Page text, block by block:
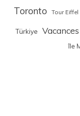
Toronto Tour Eiffel
Türkiye Vacances
île